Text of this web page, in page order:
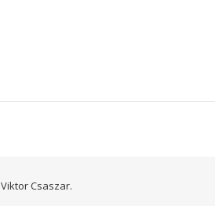
Viktor Csaszar.